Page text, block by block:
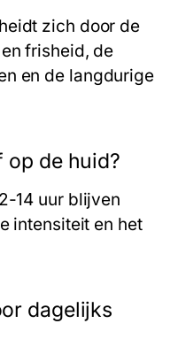
zich door de
frisheid, de
en de langdurige
op de huid?
14 uur blijven
intensiteit en het
dagelijks